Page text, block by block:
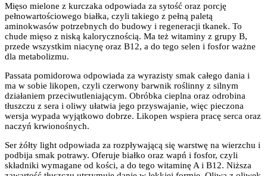
Mięso mielone z kurczaka odpowiada za sytość oraz porcję
pełnowartościowego białka, czyli takiego z pełną paletą
aminokwasów potrzebnych do budowy i regeneracji tkanek. To
chude mięso z niską kalorycznością. Ma też witaminy z grupy B,
przede wszystkim niacynę oraz B12, a do tego selen i fosfor ważne
dla metabolizmu.
Passata pomidorowa odpowiada za wyrazisty smak całego dania i
ma w sobie likopen, czyli czerwony barwnik roślinny z silnym
działaniem przeciwutleniającym. Obróbka cieplna oraz odrobina
tłuszczu z sera i oliwy ułatwia jego przyswajanie, więc pieczona
wersja wypada wyjątkowo dobrze. Likopen wspiera pracę serca oraz
naczyń krwionośnych.
Ser żółty light odpowiada za rozpływającą się warstwę na wierzchu i
podbija smak potrawy. Oferuje białko oraz wapń i fosfor, czyli
składniki wymagane od kości, a do tego witaminę A i B12. Niższa